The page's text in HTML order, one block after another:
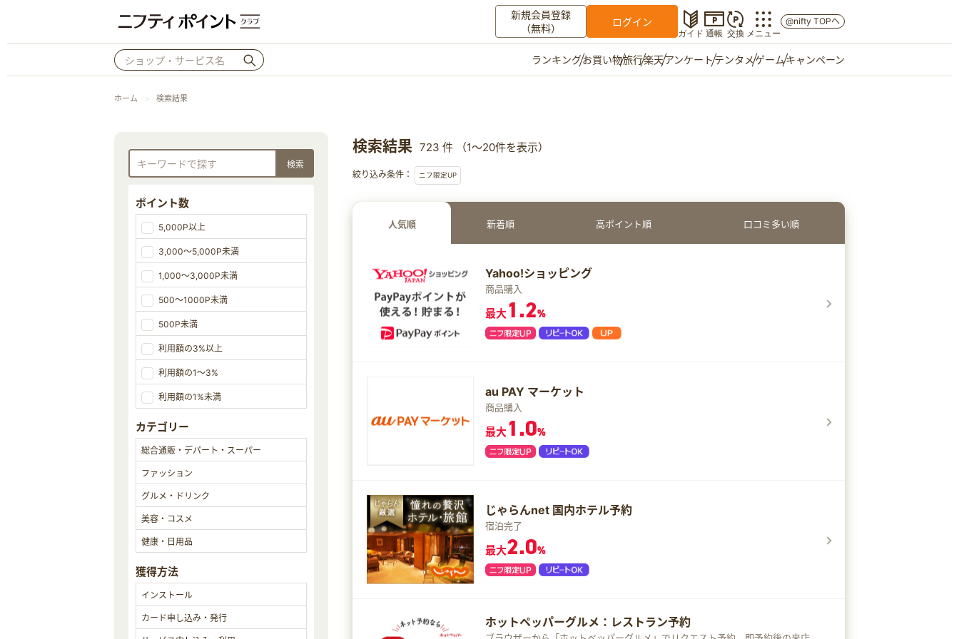
新規会員登録
（無料）
ログイン
ガイド 通帳 交換 メニュー
その他
お知らせ
初心者ガイド
よくある質問
ご意見箱
@nifty TOPへ
ランキングお買い物旅行楽天アンケートテンタメゲームキャンペーン
ホーム 検索結果
ポイント数
5,000P以上
3,000～5,000P未満
1,000～3,000P未満
500～1000P未満
500P未満
利用額の3%以上
利用額の1～3%
利用額の1%未満
カテゴリー
獲得方法
検索結果 723 件 （1～20件を表示）
絞り込み条件： ニフ限定UP
人気順 新着順 高ポイント順 口コミ多い順
Yahoo!ショッピング
商品購入
最大1.2%
au PAY マーケット
商品購入
最大1.0%
じゃらんnet 国内ホテル予約
宿泊完了
最大2.0%
ホットペッパーグルメ：レストラン予約